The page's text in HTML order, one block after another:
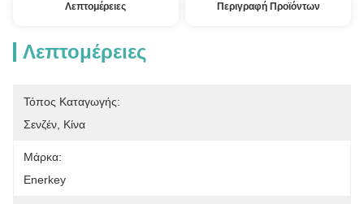
Λεπτομέρειες Περιγραφή Προϊόντων
Λεπτομέρειες
Τόπος Καταγωγής:
Σενζέν, Κίνα
Μάρκα:
Enerkey